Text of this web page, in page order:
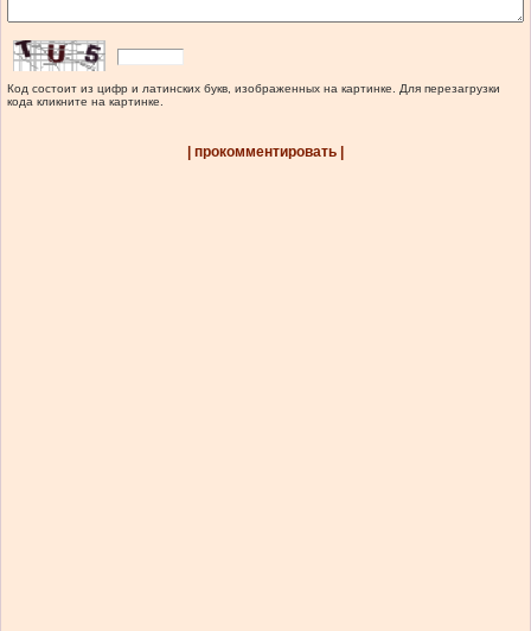
Код состоит из цифр и латинских букв, изображенных на картинке. Для перезагрузки
кода кликните на картинке.
| прокомментировать |